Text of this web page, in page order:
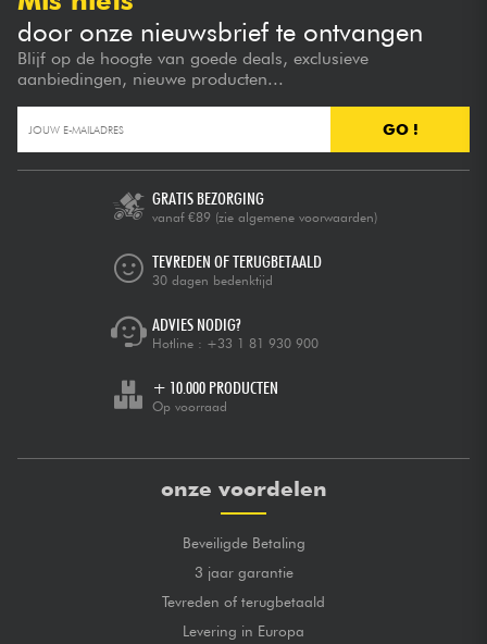
door onze nieuwsbrief te ontvangen
Blijf op de hoogte van goede deals, exclusieve
aanbiedingen, nieuwe producten...
GO !
GRATIS BEZORGING
vanaf €89 (zie algemene voorwaarden)
TEVREDEN OF TERUGBETAALD
30 dagen bedenktijd
ADVIES NODIG?
Hotline : +33 1 81 930 900
+ 10.000 PRODUCTEN
Op voorraad
onze voordelen
Beveiligde Betaling
3 jaar garantie
Tevreden of terugbetaald
Levering in Europa